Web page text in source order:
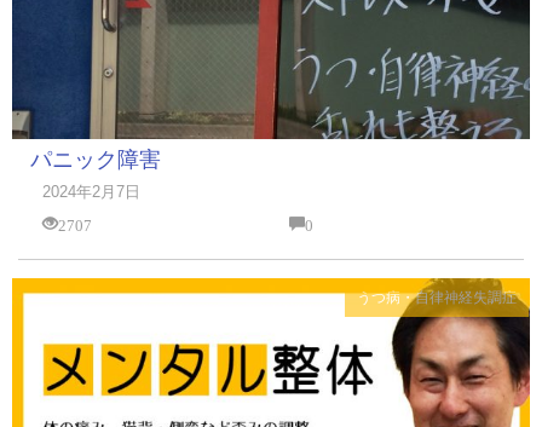
パニック障害
2024年2月7日
2707
0
うつ病・自律神経失調症